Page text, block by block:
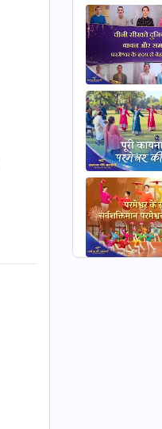
4:21
6:41
3:26
है